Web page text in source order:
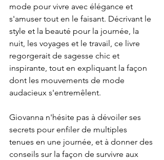
mode pour vivre avec élégance et
s'amuser tout en le faisant. Décrivant le
style et la beauté pour la journée, la
nuit, les voyages et le travail, ce livre
regorgerait de sagesse chic et
inspirante, tout en expliquant la façon
dont les mouvements de mode
audacieux s'entremêlent.
Giovanna n'hésite pas à dévoiler ses
secrets pour enfiler de multiples
tenues en une journée, et à donner des
conseils sur la façon de survivre aux